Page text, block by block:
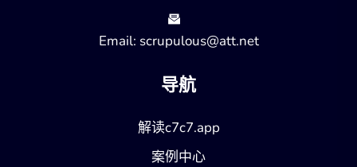
Email: scrupulous@att.net
导航
解读c7c7.app
案例中心